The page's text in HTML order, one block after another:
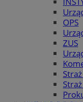
OPS
ZUS